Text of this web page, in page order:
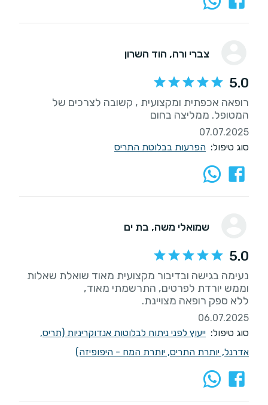
צברי ורה, הוד השרון
5.0
רופאה אכפתית ומקצועית , קשובה לצרכים של
המטופל. ממליצה בחום
07.07.2025
סוג טיפול: הפרעות בבלוטת התריס
שמואלי משה, בת ים
5.0
נעימה בגישה ובדיבור מקצועית מאוד שואלת שאלות
ללא ספק רופאה מצויינת.
06.07.2025
סוג טיפול: ייעוץ לפני ניתוח לבלוטות אנדוקריניות (תריס,
אדרנל, יותרת התריס, יותרת המח - היפופיזה)